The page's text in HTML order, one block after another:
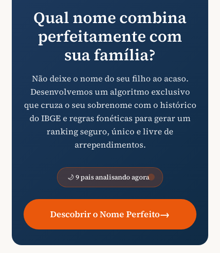
Qual nome combina
perfeitamente com
sua família?
Não deixe o nome do seu filho ao acaso.
Desenvolvemos um algoritmo exclusivo
que cruza o seu sobrenome com o histórico
do IBGE e regras fonéticas para gerar um
ranking seguro, único e livre de
arrependimentos.
🌙 9 pais analisando agora
Descobrir o Nome Perfeito→